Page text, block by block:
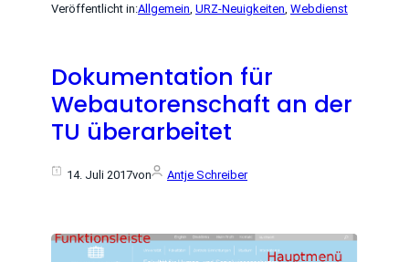
Veröffentlicht in:Allgemein, URZ-Neuigkeiten, Webdienst
Dokumentation für
Webautorenschaft an der
TU überarbeitet
14. Juli 2017von Antje Schreiber